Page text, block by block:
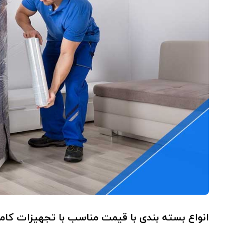
انواع بسته بندی با قیمت مناسب با تجهیزات